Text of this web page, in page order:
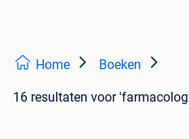
Home Boeken
16 resultaten voor